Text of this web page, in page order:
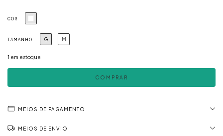
COR
TAMANHO G M
1 em estoque
MEIOS DE PAGAMENTO
MEIOS DE ENVIO